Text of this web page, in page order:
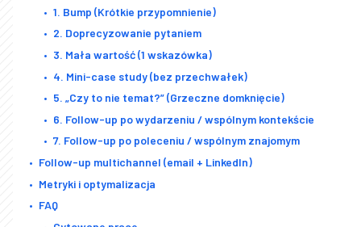
1. Bump (Krótkie przypomnienie)
2. Doprecyzowanie pytaniem
3. Mała wartość (1 wskazówka)
4. Mini-case study (bez przechwałek)
5. „Czy to nie temat?” (Grzeczne domknięcie)
6. Follow-up po wydarzeniu / wspólnym kontekście
7. Follow-up po poleceniu / wspólnym znajomym
Follow-up multichannel (email + LinkedIn)
Metryki i optymalizacja
FAQ